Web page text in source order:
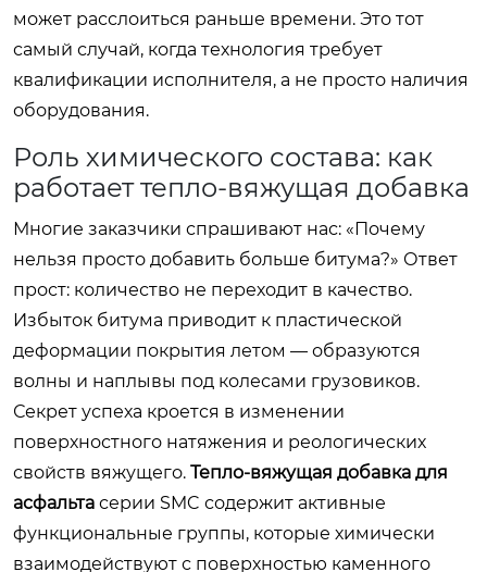
может расслоиться раньше времени. Это тот
самый случай, когда технология требует
квалификации исполнителя, а не просто наличия
оборудования.
Роль химического состава: как
работает тепло-вяжущая добавка
Многие заказчики спрашивают нас: «Почему
нельзя просто добавить больше битума?» Ответ
прост: количество не переходит в качество.
Избыток битума приводит к пластической
деформации покрытия летом — образуются
волны и наплывы под колесами грузовиков.
Секрет успеха кроется в изменении
поверхностного натяжения и реологических
свойств вяжущего. Тепло-вяжущая добавка для
асфальта серии SMC содержит активные
функциональные группы, которые химически
взаимодействуют с поверхностью каменного